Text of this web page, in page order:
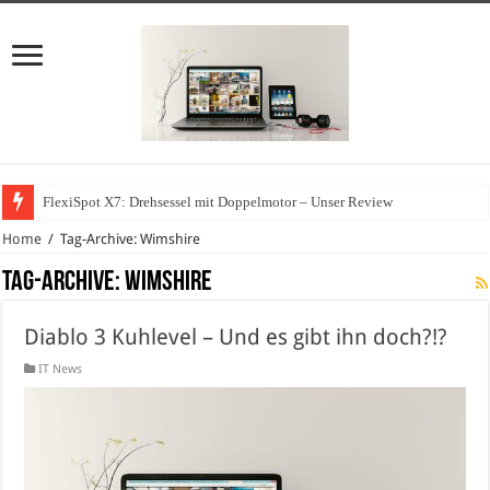
FlexiSpot X7: Drehsessel mit Doppelmotor – Unser Review
Home / Tag-Archive: Wimshire
Tag-Archive:Wimshire
Diablo 3 Kuhlevel – Und es gibt ihn doch?!?
IT News